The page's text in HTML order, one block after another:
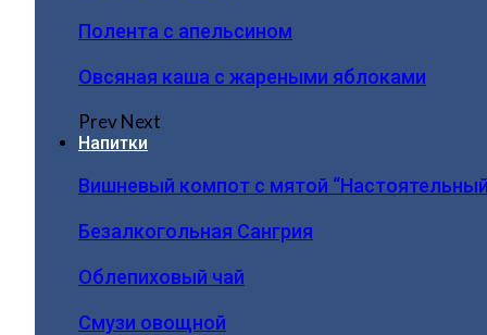
Полента с апельсином
Овсяная каша с жареными яблоками
PrevNext
Напитки
Вишневый компот с мятой
Безалкогольная Сангрия
Облепиховый чай
Смузи овощной